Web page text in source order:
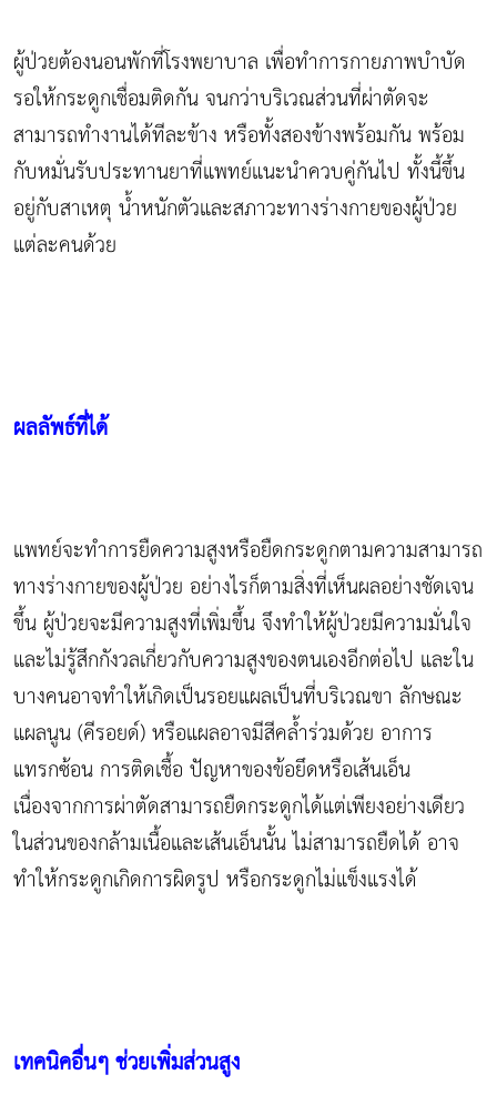
ผู้ป่วยต้องนอนพักที่โรงพยาบาล เพื่อทำการกายภาพบำบัด
รอให้กระดูกเชื่อมติดกัน จนกว่าบริเวณส่วนที่ผ่าตัดจะ
สามารถทำงานได้ทีละข้าง หรือทั้งสองข้างพร้อมกัน พร้อม
กับหมั่นรับประทานยาที่แพทย์แนะนำควบคู่กันไป ทั้งนี้ขึ้น
อยู่กับสาเหตุ น้ำหนักตัวและสภาวะทางร่างกายของผู้ป่วย
แต่ละคนด้วย
ผลลัพธ์ที่ได้
แพทย์จะทำการยืดความสูงหรือยืดกระดูกตามความสามารถ
ทางร่างกายของผู้ป่วย อย่างไรก็ตามสิ่งที่เห็นผลอย่างชัดเจน
ขึ้น ผู้ป่วยจะมีความสูงที่เพิ่มขึ้น จึงทำให้ผู้ป่วยมีความมั่นใจ
และไม่รู้สึกกังวลเกี่ยวกับความสูงของตนเองอีกต่อไป และใน
บางคนอาจทำให้เกิดเป็นรอยแผลเป็นที่บริเวณขา ลักษณะ
แผลนูน (คีรอยด์) หรือแผลอาจมีสีคล้ำร่วมด้วย อาการ
แทรกซ้อน การติดเชื้อ ปัญหาของข้อยึดหรือเส้นเอ็น
เนื่องจากการผ่าตัดสามารถยืดกระดูกได้แต่เพียงอย่างเดียว
ในส่วนของกล้ามเนื้อและเส้นเอ็นนั้น ไม่สามารถยืดได้ อาจ
ทำให้กระดูกเกิดการผิดรูป หรือกระดูกไม่แข็งแรงได้
เทคนิคอื่นๆ ช่วยเพิ่มส่วนสูง